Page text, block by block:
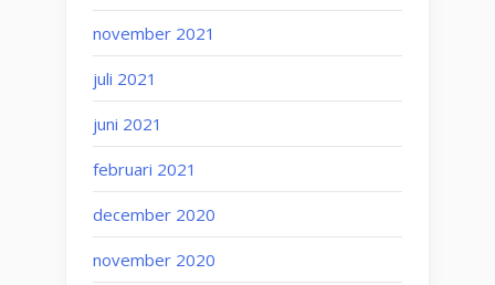
november 2021
juli 2021
juni 2021
februari 2021
december 2020
november 2020